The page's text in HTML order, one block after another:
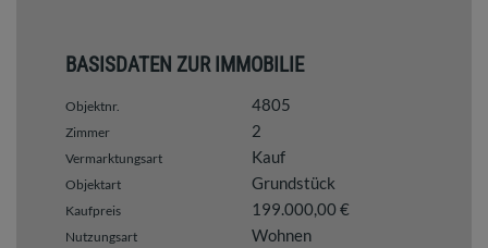
BASISDATEN ZUR IMMOBILIE
Objektnr. 4805
Zimmer 2
Vermarktungsart Kauf
Objektart Grundstück
Kaufpreis 199.000,00 €
Nutzungsart Wohnen